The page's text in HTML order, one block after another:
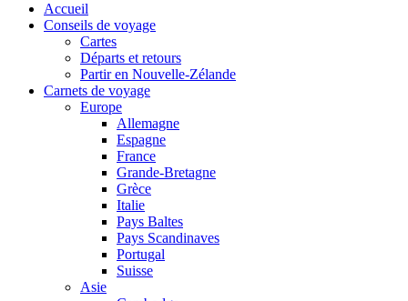
Accueil
Conseils de voyage
Cartes
Départs et retours
Partir en Nouvelle-Zélande
Carnets de voyage
Europe
Allemagne
Espagne
France
Grande-Bretagne
Grèce
Italie
Pays Baltes
Pays Scandinaves
Portugal
Suisse
Asie